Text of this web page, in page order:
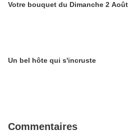
Votre bouquet du Dimanche 2 Août
Un bel hôte qui s'incruste
Commentaires